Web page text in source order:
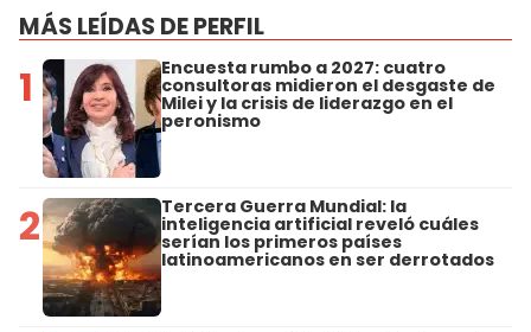
MÁS LEÍDAS DE PERFIL
1 Encuesta rumbo a 2027: cuatro
consultoras midieron el desgaste de
Milei y la crisis de liderazgo en el
peronismo
2 Tercera Guerra Mundial: la
inteligencia artificial reveló cuáles
serían los primeros países
latinoamericanos en ser derrotados